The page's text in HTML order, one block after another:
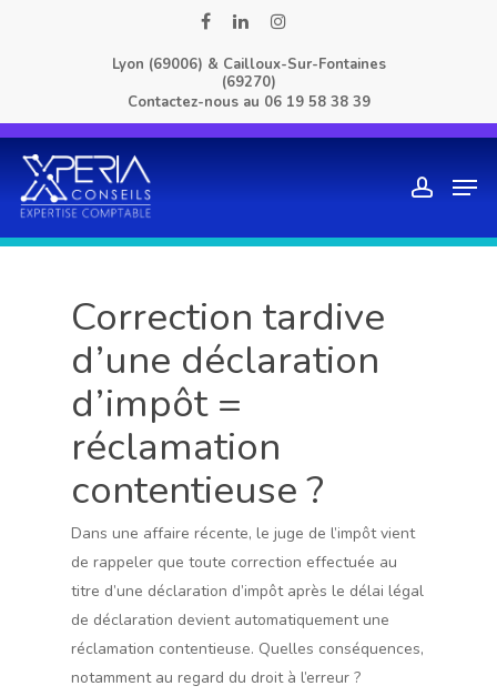
facebooklinkedininstagram
Lyon (69006) & Cailloux-Sur-Fontaines
(69270)
Contactez-nous au 06 19 58 38 39
Correction tardive
d’une déclaration
d’impôt =
réclamation
contentieuse ?
Dans une affaire récente, le juge de l’impôt vient
de rappeler que toute correction effectuée au
titre d’une déclaration d’impôt après le délai légal
de déclaration devient automatiquement une
réclamation contentieuse. Quelles conséquences,
notamment au regard du droit à l’erreur ?